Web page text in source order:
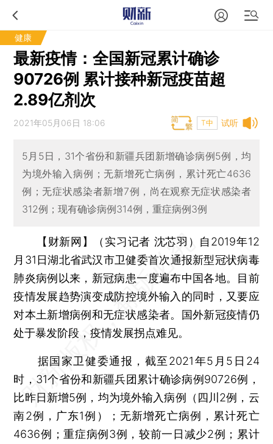
健康
最新疫情：全国新冠累计确诊
90726例 累计接种新冠疫苗超
2.89亿剂次
试听
2021年05月06日 18:06 T中
5月5日，31个省份和新疆兵团新增确诊病例5例，均
为境外输入病例；无新增死亡病例，累计死亡4636
例；无症状感染者新增7例，尚在观察无症状感染者
312例；现有确诊病例314例，重症病例3例
【财新网】（实习记者 沈芯羽） 自2019年12
月31日湖北省武汉市卫健委首次通报新型冠状病毒
肺炎病例以来，新冠病患一度遍布中国各地。目前
疫情发展趋势演变成防控境外输入的同时，又要应
对本土新增病例和无症状感染者。国外新冠疫情仍
处于暴发阶段，疫情发展拐点难见。
据国家卫健委通报，截至2021年5月5日24
时，31个省份和新疆兵团累计确诊病例90726例，
比昨日新增5例，均为境外输入病例（四川2例，云
南2例，广东1例）；无新增死亡病例，累计死亡
4636例；重症病例3例，较前一日减少2例；累计